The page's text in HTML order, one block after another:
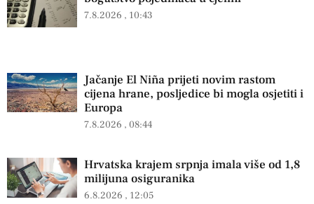
7.8.2026 10:43
Jačanje El Niña prijeti novim rastom
cijena hrane, posljedice bi mogla osjetiti i
Europa
7.8.2026 08:44
Hrvatska krajem srpnja imala više od 1,8
milijuna osiguranika
6.8.2026 12:05